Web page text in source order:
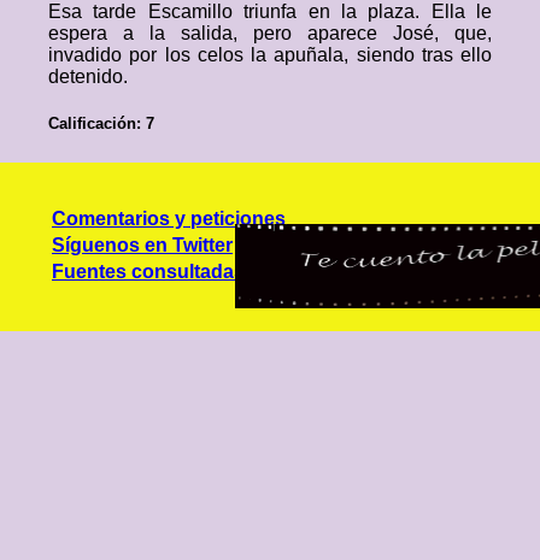
Esa tarde Escamillo triunfa en la plaza. Ella le
espera a la salida, pero aparece José, que,
invadido por los celos la apuñala, siendo tras ello
detenido.
Calificación: 7
Comentarios y peticiones
Síguenos en Twitter
Fuentes consultadas